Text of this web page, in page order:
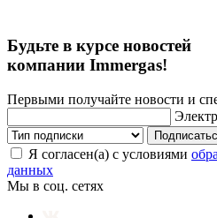
Будьте в курсе новостей
компании Immergas!
Первыми получайте новости и
Я согласен(а) с условиями
данных
Мы в соц. сетях